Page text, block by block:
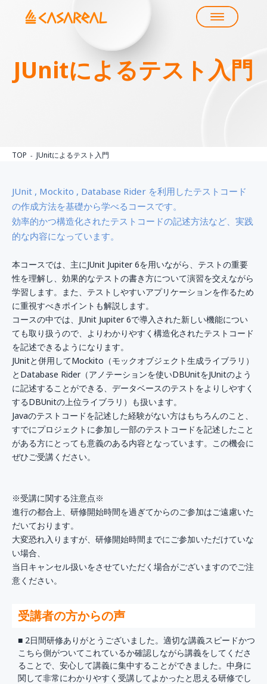
JUnitによるテスト入門
TOP JUnitによるテスト入門
JUnit , Mockito , Database Rider を利用したテストコード
の作成方法を基礎から学べるコースです。
効率的かつ構造化されたテストコードの記述方法など、実践
的な内容になっています。
本コースでは、主にJUnit Jupiter 6を用いながら、テストの重要
性を理解し、効果的なテストの書き方について演習を交えながら
学習します。また、テストしやすいアプリケーションを作るため
に重視すべきポイントも解説します。
コースの中では、JUnit Jupiter 6で導入された新しい機能につい
ても取り扱うので、よりわかりやすく構造化されたテストコード
を記述できるようになります。
JUnitと併用してMockito（モックオブジェクト生成ライブラリ）
とDatabase Rider（アノテーションを使いDBUnitをJUnitのよう
に記述することができる、データベースのテストをよりしやすく
するDBUnitの上位ライブラリ）も扱います。
Javaのテストコードを記述した経験がない方はもちろんのこと、
すでにプロジェクトに参加し一部のテストコードを記述したこと
がある方にとっても意義のある内容となっています。この機会に
ぜひご受講ください。
※受講に関する注意点※
進行の都合上、研修開始時間を過ぎてからのご参加はご遠慮いた
だいております。
大変恐れ入りますが、研修開始時間までにご参加いただけていな
い場合、
当日キャンセル扱いをさせていただく場合がございますのでご注
意ください。
受講者の方からの声
■ 2日間研修ありがとうございました。適切な講義スピードかつ
こちら側がついてこれているか確認しながら講義をしてくださ
ることで、安心して講義に集中することができました。中身に
関して非常にわかりやすく受講してよかったと思える研修でし